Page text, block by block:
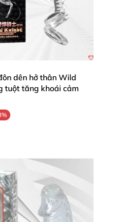
dên hở thân Wild
tuột tăng khoái cảm